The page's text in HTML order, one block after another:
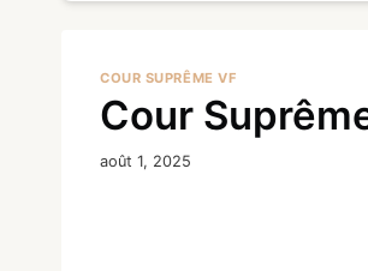
COUR SUPRÊME VF
Cour
août 1, 2025